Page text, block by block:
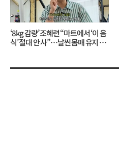
‘8kg 감량’ 조혜련 “마트에서 ‘이 음
식’ 절대 안 사”…날씬 몸매 유지 비